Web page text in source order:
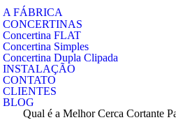
A FÁBRICA
CONCERTINAS
Concertina FLAT
Concertina Simples
Concertina Dupla Clipada
INSTALAÇÃO
CONTATO
CLIENTES
BLOG
Qual é a Melhor Cerca Cortante